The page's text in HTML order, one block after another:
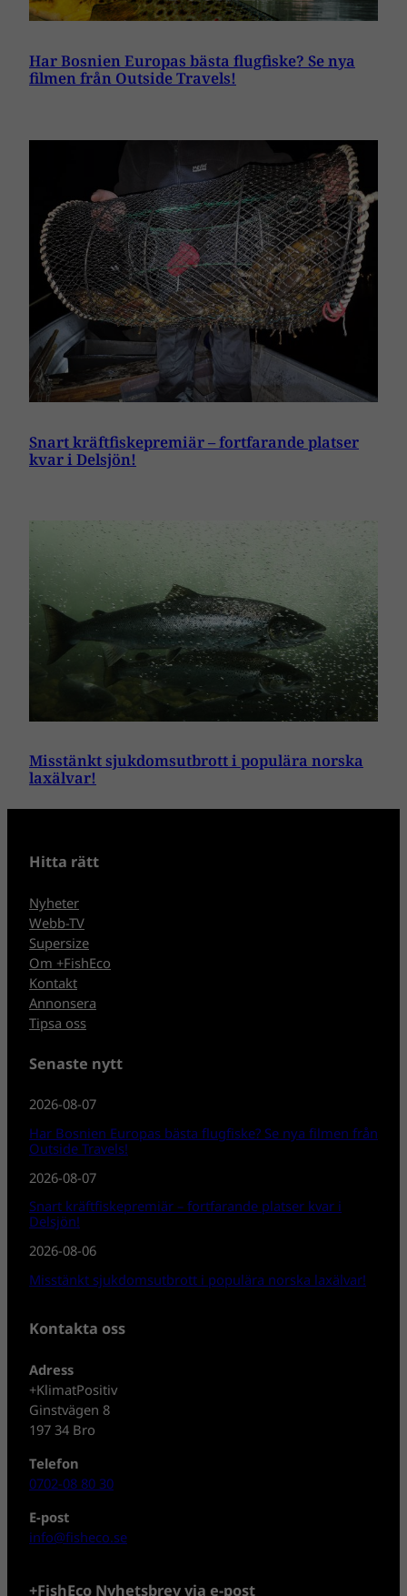
Har Bosnien Europas bästa flugfiske? Se nya
filmen från Outside Travels!
Snart kräftfiskepremiär – fortfarande platser
kvar i Delsjön!
Misstänkt sjukdomsutbrott i populära norska
laxälvar!
Hitta rätt
Nyheter
Webb-TV
Supersize
Om +FishEco
Kontakt
Annonsera
Tipsa oss
Senaste nytt
2026-08-07
Har Bosnien Europas bästa flugfiske? Se nya filmen från
Outside Travels!
2026-08-07
Snart kräftfiskepremiär – fortfarande platser kvar i
Delsjön!
2026-08-06
Misstänkt sjukdomsutbrott i populära norska laxälvar!
Kontakta oss
Adress
+KlimatPositiv
Ginstvägen 8
197 34 Bro
Telefon
0702-08 80 30
E-post
info@fisheco.se
+FishEco Nyhetsbrev via e-post